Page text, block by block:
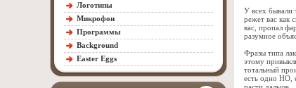
Логотипы
Микрофон
Программы
Background
Easter Eggs
У всех бывали
режет вас как
вас, пропал
разумное
Фразы типа
этому
тотальный
есть одно НО,